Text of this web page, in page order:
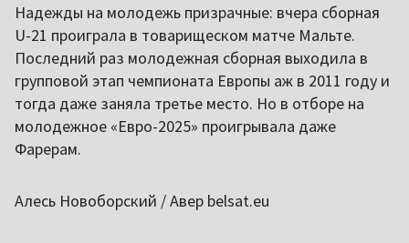
Надежды на молодежь призрачные: вчера сборная
U-21 проиграла в товарищеском матче Мальте.
Последний раз молодежная сборная выходила в
групповой этап чемпионата Европы аж в 2011 году и
тогда даже заняла третье место. Но в отборе на
молодежное «Евро-2025» проигрывала даже
Фарерам.
Алесь Новоборский / Авер belsat.eu